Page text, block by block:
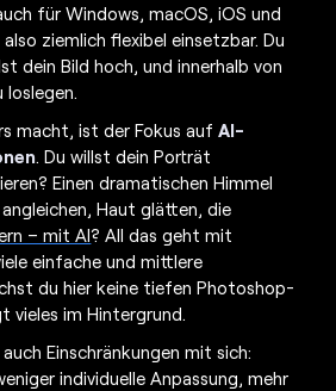
für Windows, macOS, iOS und
ziemlich flexibel einsetzbar. Du
dein Bild hoch, und innerhalb von
loslegen.
macht, ist der Fokus aufAI-
. Du willst dein Porträt
Einen dramatischen Himmel
Haut glätten, die
– mit AI? All das geht mit
einfache und mittlere
du hier keine tiefen Photoshop-
vieles im Hintergrund.
Einschränkungen mit sich:
individuelle Anpassung, mehr